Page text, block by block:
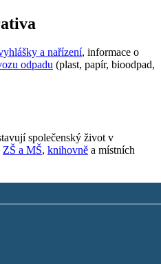
a nařízení, informace o
odpadu (plast, papír, bioodpad,
společenský život v
ZŠ a MŠ, knihovně a místních